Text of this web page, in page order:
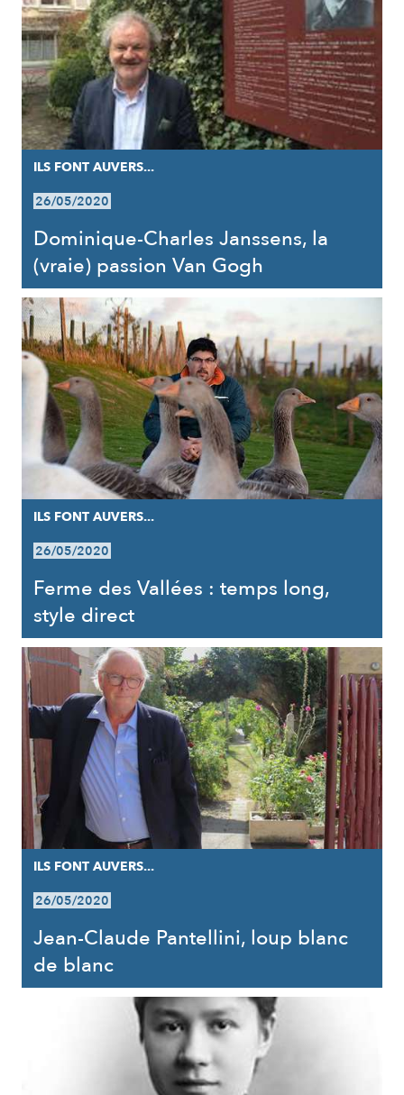
ILS FONT AUVERS...
26/05/2020
Dominique-Charles Janssens, la
(vraie) passion Van Gogh
ILS FONT AUVERS...
26/05/2020
Ferme des Vallées : temps long,
style direct
ILS FONT AUVERS...
26/05/2020
Jean-Claude Pantellini, loup blanc
de blanc